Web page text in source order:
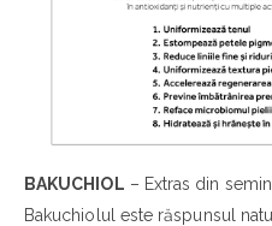
BAKUCHIOL – Extras din
Bakuchiolul este răspunsul